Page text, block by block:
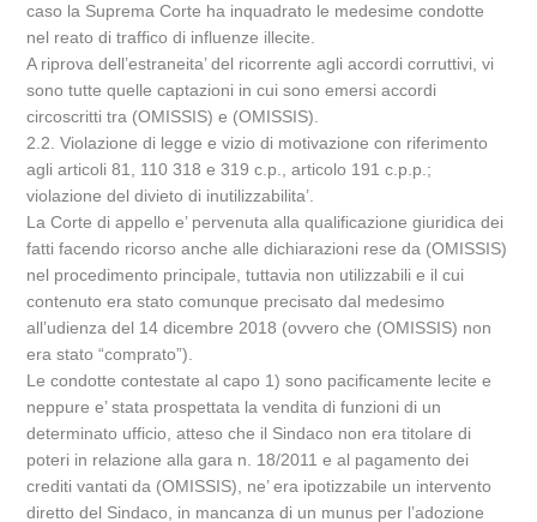
caso la Suprema Corte ha inquadrato le medesime condotte
nel reato di traffico di influenze illecite.
A riprova dell’estraneita’ del ricorrente agli accordi corruttivi, vi
sono tutte quelle captazioni in cui sono emersi accordi
circoscritti tra (OMISSIS) e (OMISSIS).
2.2. Violazione di legge e vizio di motivazione con riferimento
agli articoli 81, 110 318 e 319 c.p., articolo 191 c.p.p.;
violazione del divieto di inutilizzabilita’.
La Corte di appello e’ pervenuta alla qualificazione giuridica dei
fatti facendo ricorso anche alle dichiarazioni rese da (OMISSIS)
nel procedimento principale, tuttavia non utilizzabili e il cui
contenuto era stato comunque precisato dal medesimo
all’udienza del 14 dicembre 2018 (ovvero che (OMISSIS) non
era stato “comprato”).
Le condotte contestate al capo 1) sono pacificamente lecite e
neppure e’ stata prospettata la vendita di funzioni di un
determinato ufficio, atteso che il Sindaco non era titolare di
poteri in relazione alla gara n. 18/2011 e al pagamento dei
crediti vantati da (OMISSIS), ne’ era ipotizzabile un intervento
diretto del Sindaco, in mancanza di un munus per l’adozione